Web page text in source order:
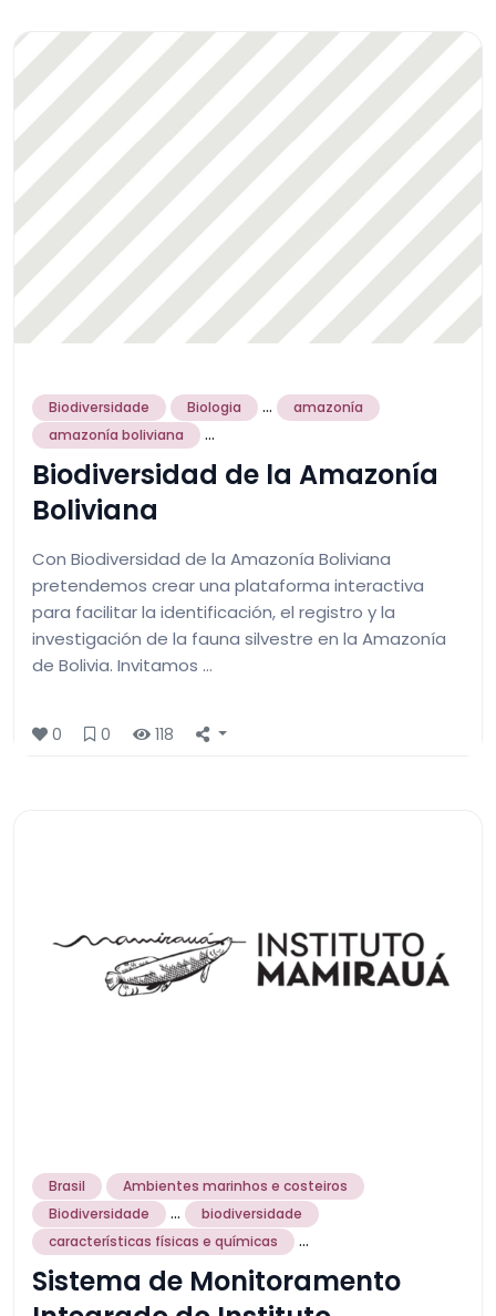
Biodiversidade Biologia ...
amazonía
amazonía boliviana
...
Biodiversidad de la Amazonía
Boliviana
Con Biodiversidad de la Amazonía Boliviana
pretendemos crear una plataforma interactiva
para facilitar la identificación, el registro y la
investigación de la fauna silvestre en la Amazonía
de Bolivia. Invitamos …
0 0 118
Brasil
Ambientes marinhos e costeiros
Biodiversidade
...
biodiversidade
características físicas e químicas
...
Sistema de Monitoramento